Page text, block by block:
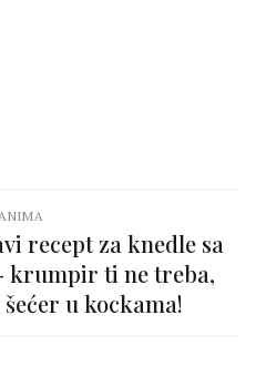
recept za knedle sa
krumpir ti ne treba,
u kockama!